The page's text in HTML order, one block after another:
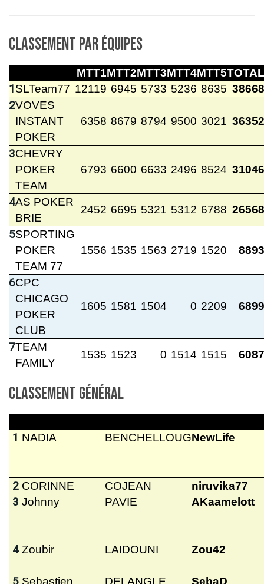
Classement par équipes
MTT1MTT2MTT3MTT4MTT5TOTAL
1SLTeam77 12119 6945 5733 5236 8635 38668
2VOVES
INSTANT
POKER
6358 8679 8794 9500 3021 36352
3CHEVRY
POKER
TEAM
6793 6600 6633 2496 8524 31046
4AS POKER
BRIE
2452 6695 5321 5312 6788 26568
5SPORTING
POKER
TEAM 77
1556 1535 1563 2719 1520 8893
6CPC
CHICAGO
POKER
CLUB
1605 1581 1504 0 2209 6899
7TEAM
FAMILY
1535 1523 0 1514 1515 6087
Classement général
1 NADIA BENCHELLOUGNewLife
2 CORINNE COJEAN niruvika77
3 Johnny PAVIE AKaamelott
4 Zoubir LAIDOUNI Zou42